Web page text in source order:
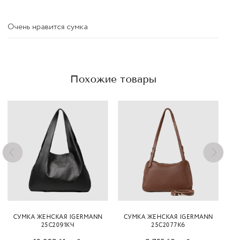
Очень нравится сумка
Похожие товары
СУМКА ЖЕНСКАЯ IGERMANN
25С2091КЧ
СУМКА ЖЕНСКАЯ IGERMANN
25С2077К6